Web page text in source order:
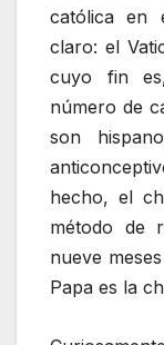
católica en
claro: el
cuyo fin
número de
son
hecho, el
método de
nueve
Papa es la